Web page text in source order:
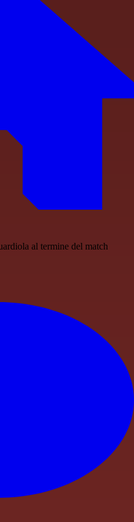
al termine del match